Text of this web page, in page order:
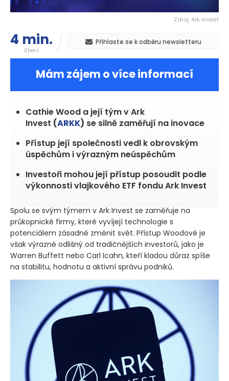
Zdroj: Ark Invest
4 min.
čtení
Přihlaste se k odběru newsletteru
Mám zájem o více informací
Cathie Wood a její tým v Ark
Invest (ARKK) se silně zaměřují na inovace
Přístup její společnosti vedl k obrovským
úspěchům i výrazným neúspěchům
Investoři mohou její přístup posoudit podle
výkonnosti vlajkového ETF fondu Ark Invest
Spolu se svým týmem v Ark Invest se zaměřuje na
průkopnické firmy, které vyvíjejí technologie s
potenciálem zásadně změnit svět. Přístup Woodové je
však výrazně odlišný od tradičnějších investorů, jako je
Warren Buffett nebo Carl Icahn, kteří kladou důraz spíše
na stabilitu, hodnotu a aktivní správu podniků.